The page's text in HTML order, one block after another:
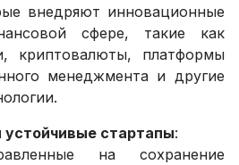
внедряют инновационные
сфере, такие как
криптовалюты, платформы
менеджмента и другие
устойчивые стартапы:
на сохранение